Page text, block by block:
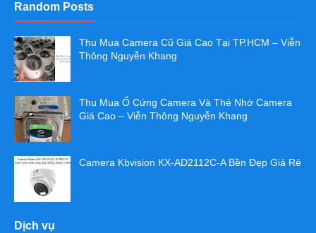
Random Posts
Thu Mua Camera Cũ Giá Cao Tại TP.HCM – Viễn
Thông Nguyễn Khang
Thu Mua Ổ Cứng Camera Và Thẻ Nhớ Camera
Giá Cao – Viễn Thông Nguyễn Khang
Camera Kbvision KX-AD2112C-A Bền Đẹp Giá Rẻ
Dịch vụ